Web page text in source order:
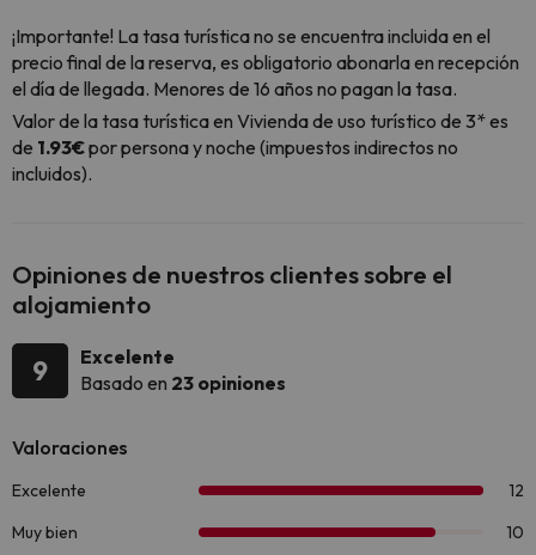
¡Importante! La tasa turística no se encuentra incluida en el
precio final de la reserva, es obligatorio abonarla en recepción
el día de llegada. Menores de 16 años no pagan la tasa.
Valor de la tasa turística en Vivienda de uso turístico de 3* es
de 1.93€por persona y noche (impuestos indirectos no
incluidos).
Opiniones de nuestros clientes sobre el
alojamiento
9
Excelente
Basado en 23 opiniones